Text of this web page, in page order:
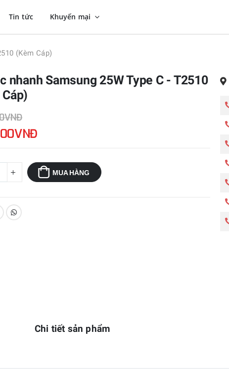
Tin tức Khuyến mại
(Kèm Cáp)
nhanh Samsung 25W Type C - T2510
MUA HÀNG
Chi tiết sản phẩm